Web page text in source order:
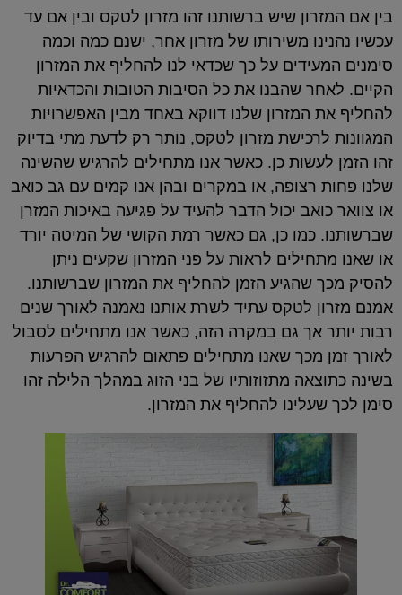
בין אם המזרון שיש ברשותנו זהו מזרון לטקס ובין אם עד
עכשיו נהנינו משירותו של מזרון אחר, ישנם כמה וכמה
סימנים המעידים על כך שכדאי לנו להחליף את המזרון
הקיים. לאחר שהבנו את כל הסיבות הטובות והכדאיות
להחליף את המזרון שלנו דווקא באחד מבין האפשרויות
המגוונות לרכישת מזרון לטקס, נותר רק לדעת מתי בדיוק
זהו הזמן לעשות כן. כאשר אנו מתחילים להרגיש שהשינה
שלנו פחות רצופה, או במקרים ובהן אנו קמים עם גב כואב
או צוואר כואב יכול הדבר להעיד על פגיעה באיכות המזרן
שברשותנו. כמו כן, גם כאשר רמת הקושי של המיטה יורד
או שאנו מתחילים לראות על פני המזרון שקעים ניתן
להסיק מכך שהגיע הזמן להחליף את המזרון שברשותנו.
אמנם מזרון לטקס עתיד לשרת אותנו נאמנה לאורך שנים
רבות יותר אך גם במקרה הזה, כאשר אנו מתחילים לסבול
לאורך זמן מכך שאנו מתחילים פתאום להרגיש הפרעות
בשינה כתוצאה מתזוזותיו של בני הזוג במהלך הלילה זהו
סימן לכך שעלינו להחליף את המזרון.